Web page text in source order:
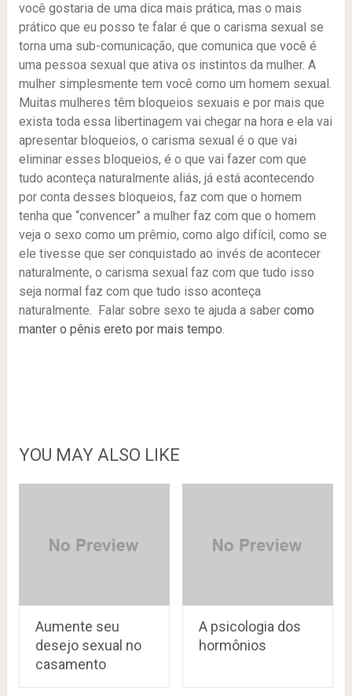
você gostaria de uma dica mais prática, mas o mais
prático que eu posso te falar é que o carisma sexual se
torna uma sub-comunicação, que comunica que você é
uma pessoa sexual que ativa os instintos da mulher. A
mulher simplesmente tem você como um homem sexual.
Muitas mulheres têm bloqueios sexuais e por mais que
exista toda essa libertinagem vai chegar na hora e ela vai
apresentar bloqueios, o carisma sexual é o que vai
eliminar esses bloqueios, é o que vai fazer com que
tudo aconteça naturalmente aliás, já está acontecendo
por conta desses bloqueios, faz com que o homem
tenha que “convencer” a mulher faz com que o homem
veja o sexo como um prêmio, como algo difícil, como se
ele tivesse que ser conquistado ao invés de acontecer
naturalmente, o carisma sexual faz com que tudo isso
seja normal faz com que tudo isso aconteça
naturalmente. Falar sobre sexo te ajuda a saber como
manter o pênis ereto por mais tempo.
YOU MAY ALSO LIKE
Aumente seu
desejo sexual no
casamento
A psicologia dos
hormônios